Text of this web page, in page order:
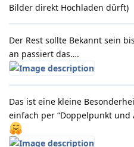
Bilder direkt Hochladen dürft)
Der Rest sollte Bekannt sein
an passiert das….
Das ist eine kleine
einfach per “Doppelpunkt und